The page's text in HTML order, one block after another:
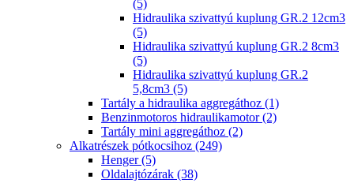
(5)
Hidraulika szivattyú kuplung GR.2 12cm3
(5)
Hidraulika szivattyú kuplung GR.2 8cm3
(5)
Hidraulika szivattyú kuplung GR.2
5,8cm3 (5)
Tartály a hidraulika aggregáthoz (1)
Benzinmotoros hidraulikamotor (2)
Tartály mini aggregáthoz (2)
Alkatrészek pótkocsihoz (249)
Henger (5)
Oldalajtózárak (38)